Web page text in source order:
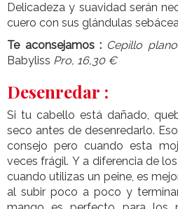
Delicadeza y suavidad serán
cuero con sus glándulas
Te aconsejamos : Cepillo
Babyliss Pro, 16,30 €
Desenredar :
Si tu cabello está dañado,
seco antes de desenredarlo.
consejo pero cuando esta
veces frágil. Y a diferencia de
cuando utilizas un peine, es
al subir poco a poco y